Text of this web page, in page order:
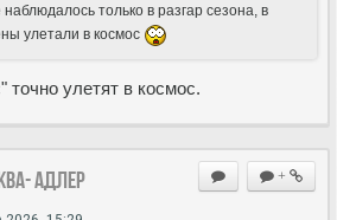
только в разгар сезона, в
улетали в космос
улетят в космос.
+
Адлер